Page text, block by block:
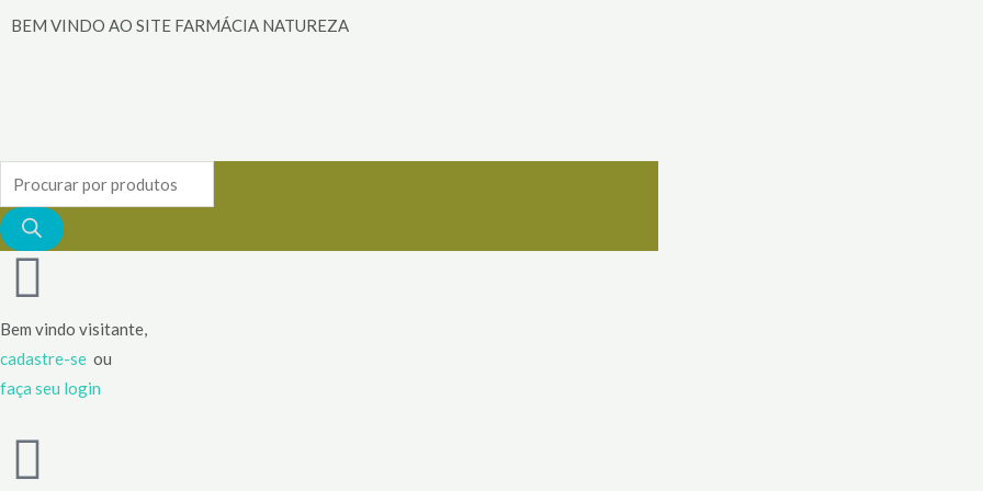
BEM VINDO AO SITE FARMÁCIA NATUREZA
Pesquisar
produtos
Bem vindo visitante,
cadastre-se ou
faça seu login